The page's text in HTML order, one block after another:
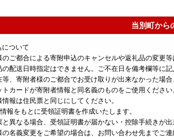
当別町から
ついて
のご都合による寄附申込のキャンセルや返礼品の変更
の配送日時指定はできません。ご不在日を備考欄等に
等、寄附者様のご都合でお受け取りが出来なかった場合
トカードが寄附者情報と同名義のものをご使用ください
情報は住民票と同じにしてください。
報をもとに受領証明書を作成いたします。
なる場合、受領証明書が届かない・控除手続きが出
の名義変更をご希望の場合は、お問い合わせ先までご連